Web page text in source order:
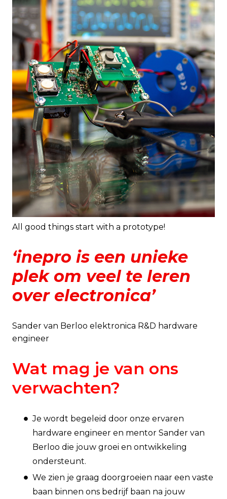
All good things start with a prototype!
‘inepro is een unieke
plek om veel te leren
over electronica’
Sander van Berloo elektronica R&D hardware
engineer
Wat mag je van ons
verwachten?
Je wordt begeleid door onze ervaren
hardware engineer en mentor Sander van
Berloo die jouw groei en ontwikkeling
ondersteunt.
We zien je graag doorgroeien naar een vaste
baan binnen ons bedrijf baan na jouw